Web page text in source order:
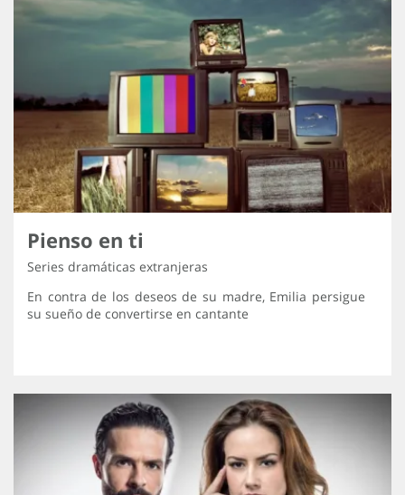
Pienso en ti
Series dramáticas extranjeras
En contra de los deseos de su madre, Emilia persigue
su sueño de convertirse en cantante